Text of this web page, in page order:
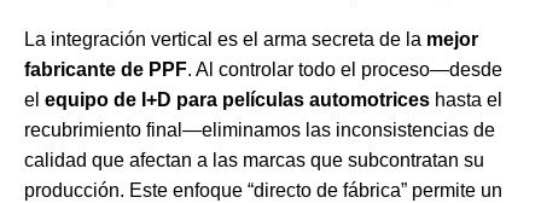
La integración vertical es el arma secreta de la mejor
fabricante de PPF. Al controlar todo el proceso—desde
el equipo de I+D para películas automotrices hasta el
recubrimiento final—eliminamos las inconsistencias de
calidad que afectan a las marcas que subcontratan su
producción. Este enfoque “directo de fábrica” permite un